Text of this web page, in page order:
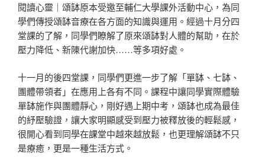
閱讀心靈｜頌缽原本受邀至輔仁大學課外活動中心，為同
學們傳授頌缽音療在各方面的知識與運用。經過十月分四
堂課的了解，同學們瞭解了原來頌缽對人體的幫助，在於
壓力降低、新陳代謝加快……等多項好處。
十一月的後四堂課，同學們更進一步了解「單缽、七缽、
團體帶領者」在應用上各有不同。課程中讓同學實際體驗
單缽施作與團體靜心，剛好遇上期中考，頌缽也成為最佳
的紓壓驗證，讓大家明顯感受到壓力被釋放後的輕鬆感，
很開心看到同學在課堂中越來越放鬆，也更理解頌缽不只
是療癒，更是一種生活方式。